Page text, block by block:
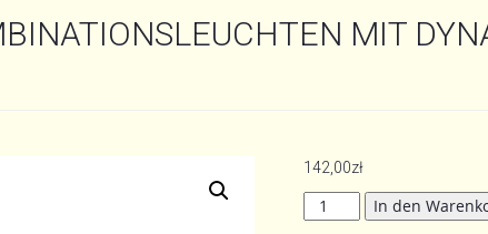
MIT
142,00zł
ABDECKUNG
FÜR
In den